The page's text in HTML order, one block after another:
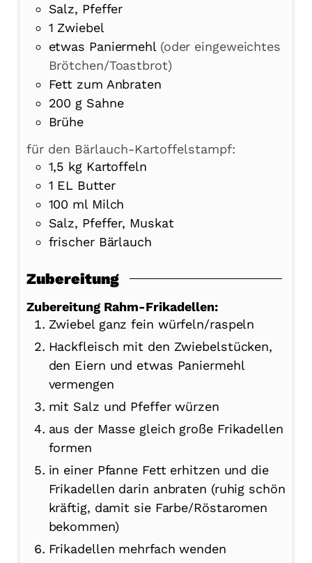
Salz, Pfeffer
1 Zwiebel
etwas Paniermehl (oder eingeweichtes
Brötchen/Toastbrot)
Fett zum Anbraten
200 g Sahne
Brühe
für den Bärlauch-Kartoffelstampf:
1,5 kg Kartoffeln
1 EL Butter
100 ml Milch
Salz, Pfeffer, Muskat
frischer Bärlauch
Zubereitung
Zubereitung Rahm-Frikadellen:
Zwiebel ganz fein würfeln/raspeln
Hackfleisch mit den Zwiebelstücken,
den Eiern und etwas Paniermehl
vermengen
mit Salz und Pfeffer würzen
aus der Masse gleich große Frikadellen
formen
in einer Pfanne Fett erhitzen und die
Frikadellen darin anbraten (ruhig schön
kräftig, damit sie Farbe/Röstaromen
bekommen)
Frikadellen mehrfach wenden